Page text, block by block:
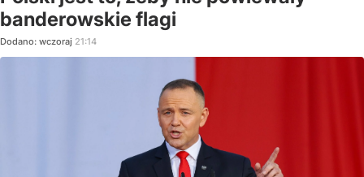
banderowskie flagi
Dodano: wczoraj 21:14